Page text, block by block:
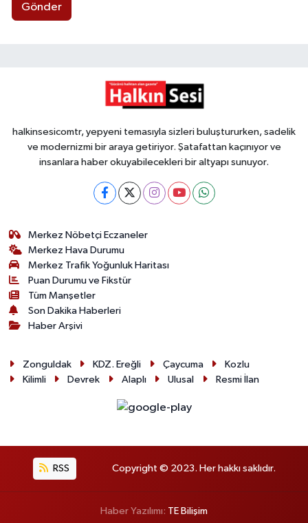
Gönder
halkinsesicomtr, yepyeni temasıyla sizleri buluştururken, sadelik
ve modernizmi bir araya getiriyor. Şatafattan kaçınıyor ve
insanlara haber okuyabilecekleri bir altyapı sunuyor.
Merkez Nöbetçi Eczaneler
Merkez Hava Durumu
Merkez Trafik Yoğunluk Haritası
Puan Durumu ve Fikstür
Tüm Manşetler
Son Dakika Haberleri
Haber Arşivi
Zonguldak KDZ. Ereğli Çaycuma
Kozlu
Kilimli
Devrek Alaplı Ulusal Resmi İlan
RSS Copyright © 2023. Her hakkı saklıdır.
Haber Yazılımı: TE Bilişim